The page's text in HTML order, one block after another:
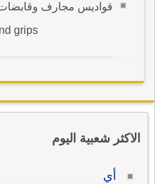
قواديس مجارف
grips
الاكثر شعبية اليوم
أي